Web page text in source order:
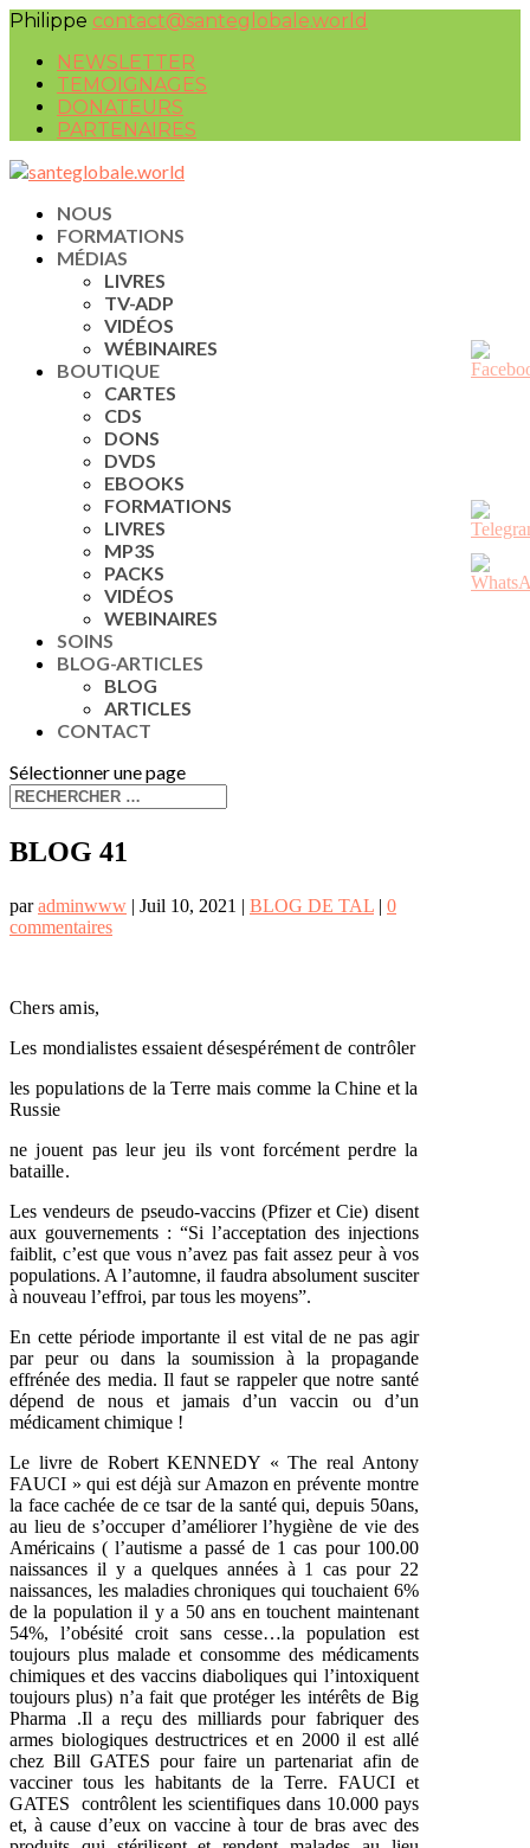
Philippe contact@santeglobale.world
NEWSLETTER
TEMOIGNAGES
DONATEURS
PARTENAIRES
NOUS
FORMATIONS
MÉDIAS
LIVRES
TV-ADP
VIDÉOS
WÉBINAIRES
BOUTIQUE
CARTES
CDS
DONS
DVDS
EBOOKS
FORMATIONS
LIVRES
MP3S
PACKS
VIDÉOS
WEBINAIRES
SOINS
BLOG-ARTICLES
BLOG
ARTICLES
CONTACT
Sélectionner une page
BLOG 41
paradminwww | Juil 10, 2021 | BLOG DE TAL | 0
commentaires
Chers amis,
Les mondialistes essaient désespérément de contrôler
les populations de la Terre mais comme la Chine et la
Russie
ne jouent pas leur jeu ils vont forcément perdre la
bataille.
Les vendeurs de pseudo-vaccins (Pfizer et Cie) disent
aux gouvernements : “Si l’acceptation des injections
faiblit, c’est que vous n’avez pas fait assez peur à vos
populations. A l’automne, il faudra absolument susciter
à nouveau l’effroi, par tous les moyens”.
En cette période importante il est vital de ne pas agir
par peur ou dans la soumission à la propagande
effrénée des media. Il faut se rappeler que notre santé
dépend de nous et jamais d’un vaccin ou d’un
médicament chimique !
Le livre de Robert KENNEDY « The real Antony
FAUCI » qui est déjà sur Amazon en prévente montre
la face cachée de ce tsar de la santé qui, depuis 50ans,
au lieu de s’occuper d’améliorer l’hygiène de vie des
Américains ( l’autisme a passé de 1 cas pour 100.00
naissances il y a quelques années à 1 cas pour 22
naissances, les maladies chroniques qui touchaient 6%
de la population il y a 50 ans en touchent maintenant
54%, l’obésité croit sans cesse…la population est
toujours plus malade et consomme des médicaments
chimiques et des vaccins diaboliques qui l’intoxiquent
toujours plus) n’a fait que protéger les intérêts de Big
Pharma .Il a reçu des milliards pour fabriquer des
armes biologiques destructrices et en 2000 il est allé
chez Bill GATES pour faire un partenariat afin de
vacciner tous les habitants de la Terre. FAUCI et
GATES contrôlent les scientifiques dans 10.000 pays
et, à cause d’eux on vaccine à tour de bras avec des